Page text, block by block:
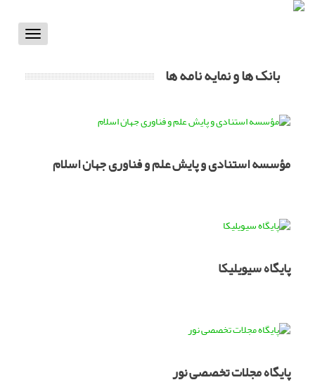
Toggle
بانک ها و نمایه نامه ها
مؤسسه استنادی و پایش علم و فناوری جهان اسلام
پایگاه سیویلیکا
پایگاه مجلات تخصصی نور